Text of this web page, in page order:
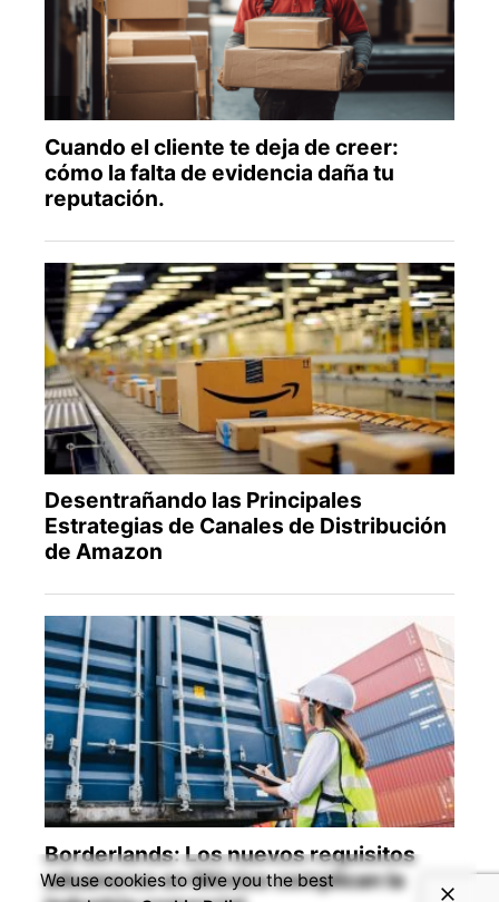
We use cookies to give you the best